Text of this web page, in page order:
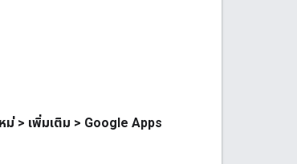
ม่ > เพิ่มเติม > Google Apps